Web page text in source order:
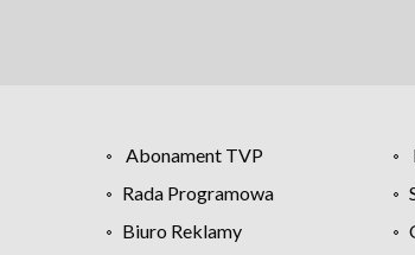
Abonament TVP
Rada Programowa
Biuro Reklamy